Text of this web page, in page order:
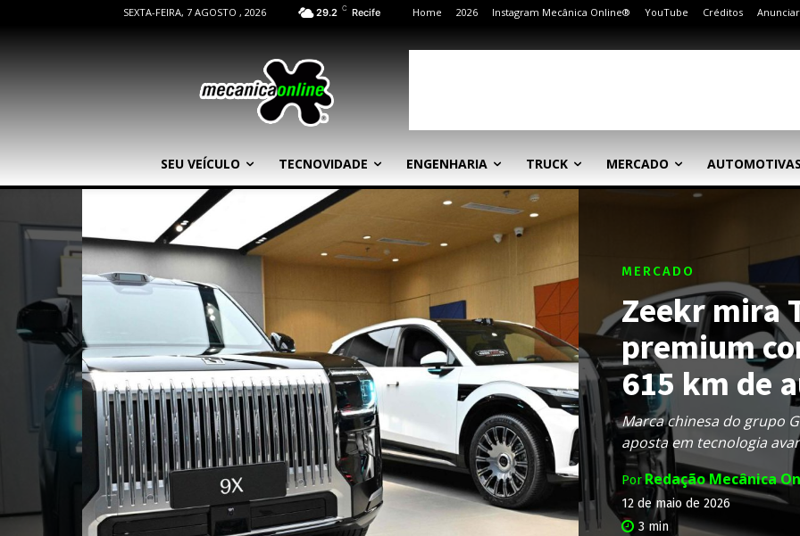
SEXTA-FEIRA, 7 AGOSTO , 2026 29.2 C Recife Home 2026 Instagram Mecânica Online® YouTube Créditos Anunciar
SEU VEÍCULO TECNOVIDADE ENGENHARIA TRUCK MERCADO AUTOMOTIVAS
MERCADO
Zeekr mira
premium
615 km de
Marca chinesa do grupo
aposta em tecnologia
PorRedação Mecânica
12 de maio de 2026
3 min